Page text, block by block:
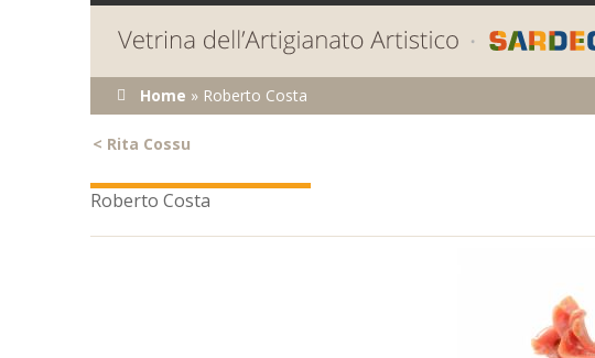
Tu sei qui
Home » Roberto Costa
< Rita Cossu
Roberto Costa